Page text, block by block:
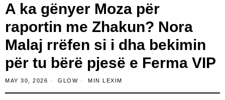
A ka gënyer Moza për
raportin me Zhakun? Nora
Malaj rrëfen si i dha bekimin
për tu bërë pjesë e Ferma VIP
MAY 30, 2026 GLOW MIN LEXIM